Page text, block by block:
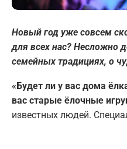
Новый год уже совсем
для всех нас? Несложно
семейных традициях, о
«Будет ли у вас дома
вас старые ёлочные
известных людей.